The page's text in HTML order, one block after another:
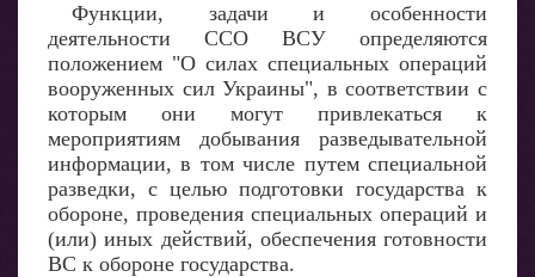
Функции, задачи и особенности
деятельности ССО ВСУ определяются
положением "О силах специальных операций
вооруженных сил Украины", в соответствии с
которым они могут привлекаться к
мероприятиям добывания разведывательной
информации, в том числе путем специальной
разведки, с целью подготовки государства к
обороне, проведения специальных операций и
(или) иных действий, обеспечения готовности
ВС к обороне государства.